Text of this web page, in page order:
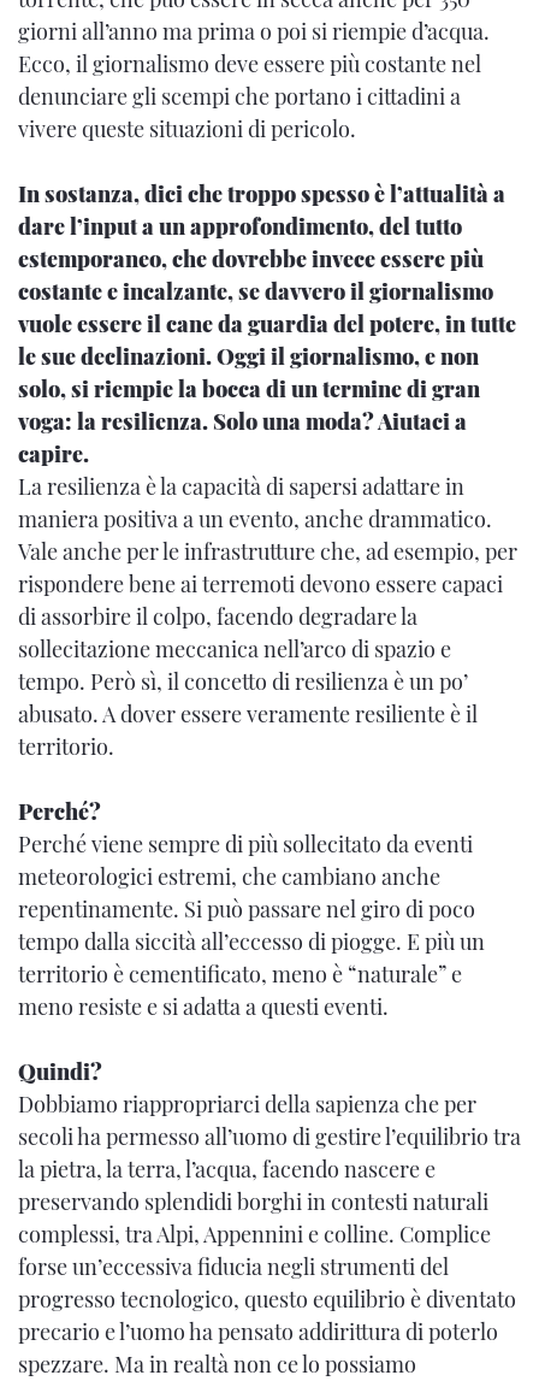
giorni all’anno ma prima o poi si riempie d’acqua.
Ecco, il giornalismo deve essere più costante nel
denunciare gli scempi che portano i cittadini a
vivere queste situazioni di pericolo.
In sostanza, dici che troppo spesso è l’attualità a
dare l’input a un approfondimento, del tutto
estemporaneo, che dovrebbe invece essere più
costante e incalzante, se davvero il giornalismo
vuole essere il cane da guardia del potere, in tutte
le sue declinazioni. Oggi il giornalismo, e non
solo, si riempie la bocca di un termine di gran
voga: la resilienza. Solo una moda? Aiutaci a
capire.
La resilienza è la capacità di sapersi adattare in
maniera positiva a un evento, anche drammatico.
Vale anche per le infrastrutture che, ad esempio, per
rispondere bene ai terremoti devono essere capaci
di assorbire il colpo, facendo degradare la
sollecitazione meccanica nell’arco di spazio e
tempo. Però sì, il concetto di resilienza è un po’
abusato. A dover essere veramente resiliente è il
territorio.
Perché?
Perché viene sempre di più sollecitato da eventi
meteorologici estremi, che cambiano anche
repentinamente. Si può passare nel giro di poco
tempo dalla siccità all’eccesso di piogge. E più un
territorio è cementificato, meno è “naturale” e
meno resiste e si adatta a questi eventi.
Quindi?
Dobbiamo riappropriarci della sapienza che per
secoli ha permesso all’uomo di gestire l’equilibrio tra
la pietra, la terra, l’acqua, facendo nascere e
preservando splendidi borghi in contesti naturali
complessi, tra Alpi, Appennini e colline. Complice
forse un’eccessiva fiducia negli strumenti del
progresso tecnologico, questo equilibrio è diventato
precario e l’uomo ha pensato addirittura di poterlo
spezzare. Ma in realtà non ce lo possiamo